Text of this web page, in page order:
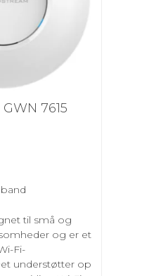
7615
til små og
og er et
Fi-
understøtter op